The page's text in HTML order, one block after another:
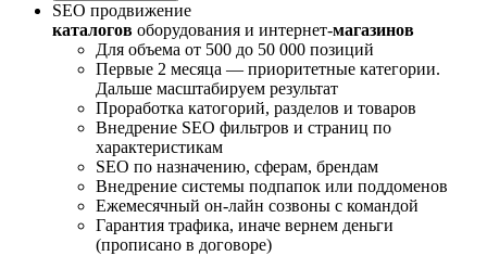
SEO продвижение
каталогов оборудования и интернет-магазинов
Для объема от 500 до 50 000 позиций
Первые 2 месяца — приоритетные категории.
Дальше масштабируем результат
Проработка катогорий, разделов и товаров
Внедрение SEO фильтров и страниц по
характеристикам
SEO по назначению, сферам, брендам
Внедрение системы подпапок или поддоменов
Ежемесячный он-лайн созвоны с командой
Гарантия трафика, иначе вернем деньги
(прописано в договоре)